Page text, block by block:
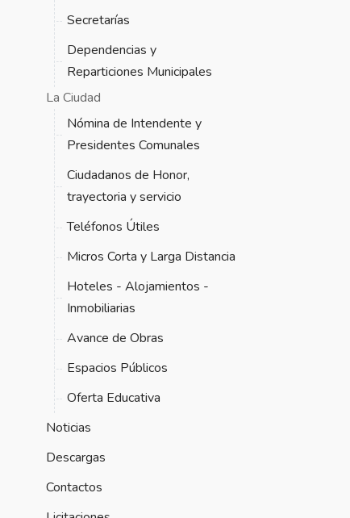
Secretarías
Dependencias y
Reparticiones Municipales
La Ciudad
Nómina de Intendente y
Presidentes Comunales
Ciudadanos de Honor,
trayectoria y servicio
Teléfonos Útiles
Micros Corta y Larga Distancia
Hoteles - Alojamientos -
Inmobiliarias
Avance de Obras
Espacios Públicos
Oferta Educativa
Noticias
Descargas
Contactos